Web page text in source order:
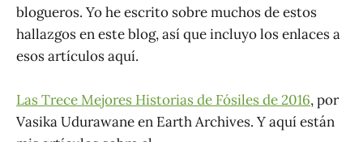
blogueros. Yo he escrito sobre muchos de estos
hallazgos en este blog, así que incluyo los enlaces a
esos artículos aquí.
Las Trece Mejores Historias de Fósiles de 2016, por
Vasika Udurawane en Earth Archives. Y aquí están